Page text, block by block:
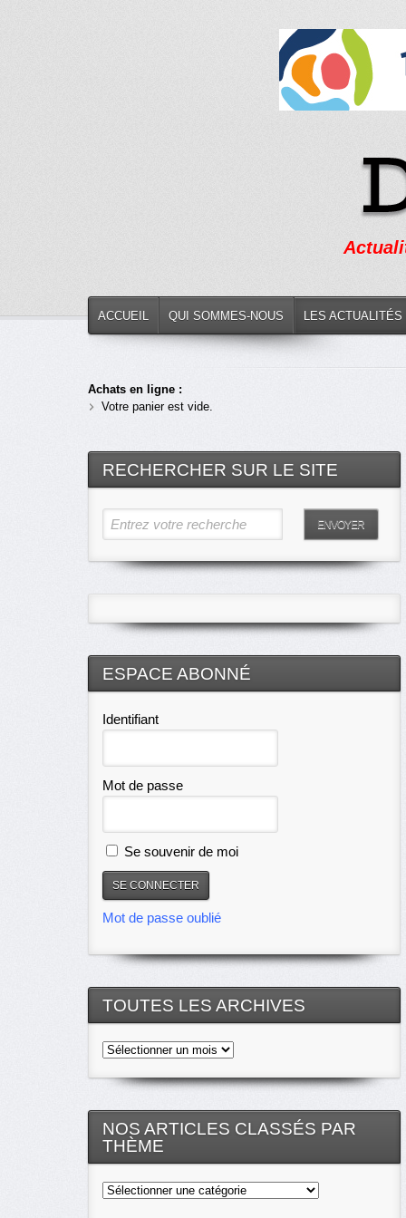
ACCUEIL QUI SOMMES-NOUS LES ACTUALITÉS
Achats en ligne :
Votre panier est vide.
RECHERCHER SUR LE SITE
Entrez votre recherche ENVOYER
ESPACE ABONNÉ
Identifiant
Mot de passe
Se souvenir de moi
Mot de passe oublié
TOUTES LES ARCHIVES
Toutes
archives
NOS ARTICLES CLASSÉS PAR
THÈME
Nos